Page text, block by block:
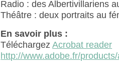
Radio : des Albertivillariens
Théâtre : deux portraits au
En savoir plus :
TéléchargezAcrobat reader
http://www.adobe.fr/